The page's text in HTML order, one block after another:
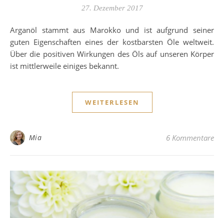
27. Dezember 2017
Arganöl stammt aus Marokko und ist aufgrund seiner
guten Eigenschaften eines der kostbarsten Öle weltweit.
Über die positiven Wirkungen des Öls auf unseren Körper
ist mittlerweile einiges bekannt.
WEITERLESEN
Mia 6 Kommentare